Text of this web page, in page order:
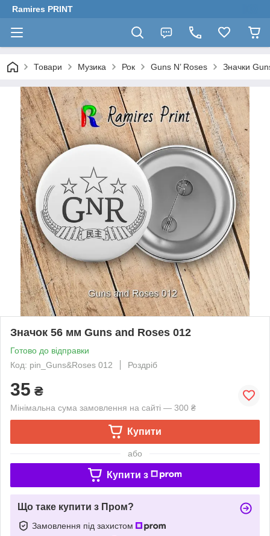
Ramires PRINT
Товари Музика Рок Guns N’ Roses Значки
Значок 56 мм Guns and Roses 012
Готово до відправки
Код: pin_Guns&Roses 012
Роздріб
35 ₴
Мінімальна сума замовлення на сайті — 300 ₴
Купити
або
Купити з
Що таке купити з Пром?
Замовлення під захистом